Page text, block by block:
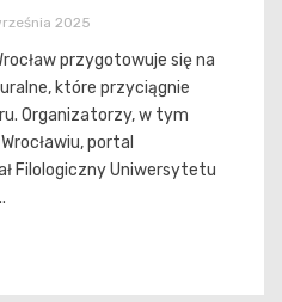
2025
przygotowuje się na
które przyciągnie
Organizatorzy, w tym
portal
Filologiczny Uniwersytetu